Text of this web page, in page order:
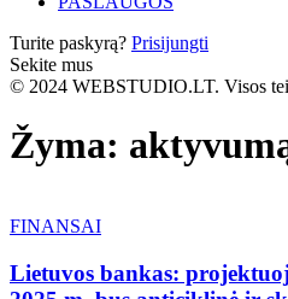
Turite paskyrą? Prisijungti
Sekite mus
© 2024 WEBSTUDIO.LT. Visos
Žyma:
FINANSAI
Lietuvos bankas: